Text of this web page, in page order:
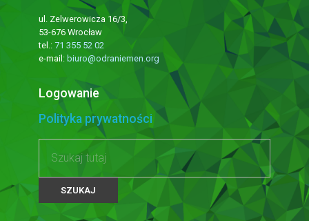
ul. Zelwerowicza 16/3,
53-676 Wrocław
tel.: 71 355 52 02
e-mail: biuro@odraniemen.org
Logowanie
Polityka prywatności